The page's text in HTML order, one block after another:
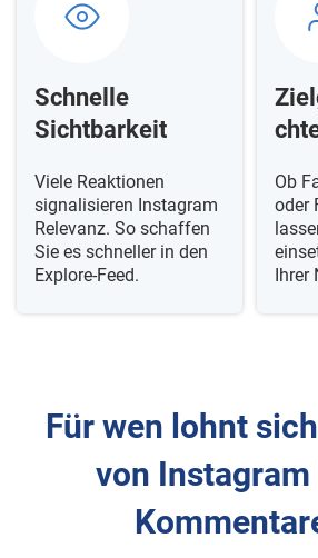
Schnelle
Sichtbarkeit
Viele Reaktionen
signalisieren Instagram
Relevanz. So schaffen
Sie es schneller in den
Explore-Feed.
Ob
oder
Ihrer
Für wen lohnt
von Instagram